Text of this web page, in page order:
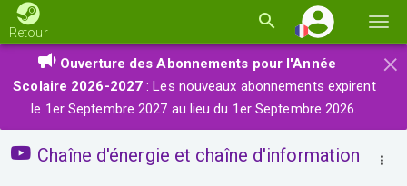
la
Retour
×
Ouverture des Abonnements pour l'Année
Scolaire 2026-2027 : Les nouveaux abonnements expirent
le 1er Septembre 2027 au lieu du 1er Septembre 2026.
Chaîne d'énergie et chaîne d'information